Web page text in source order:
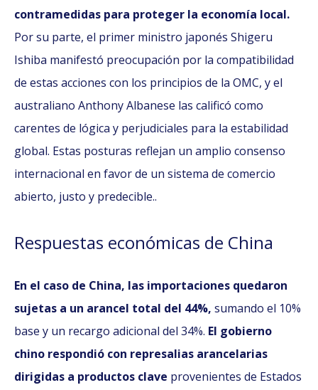
contramedidas para proteger la economía local.
Por su parte, el primer ministro japonés Shigeru
Ishiba manifestó preocupación por la compatibilidad
de estas acciones con los principios de la OMC, y el
australiano Anthony Albanese las calificó como
carentes de lógica y perjudiciales para la estabilidad
global. Estas posturas reflejan un amplio consenso
internacional en favor de un sistema de comercio
abierto, justo y predecible..
Respuestas económicas de China
En el caso de China, las importaciones quedaron
sujetas a un arancel total del 44%, sumando el 10%
base y un recargo adicional del 34%. El gobierno
chino respondió con represalias arancelarias
dirigidas a productos clave provenientes de Estados